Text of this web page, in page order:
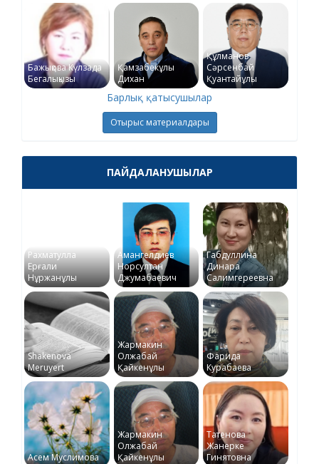
Бажықова Күлзада
Бегалықызы
Қамзабекұлы
Дихан
Құлманов
Сәрсенбай
Қуантайұлы
Барлық қатысушылар
Отырыс материалдары
ПАЙДАЛАНУШЫЛАР
Рахматулла
Ерғали
Нұржанұлы
Амангелдиев
Норсултан
Джумабаевич
Габдуллина
Динара
Салимгереевна
Shakenova
Meruyert
Жармакин
Олжабай
Қайкенұлы
Фарида
Курабаева
Асем Муслимова
Жармакин
Олжабай
Қайкенұлы
Татенова
Жанерке
Гинятовна